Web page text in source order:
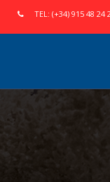
TEL: (+34) 915 48 24